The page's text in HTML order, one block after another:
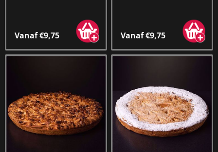
Vanaf €9,75 Vanaf €9,75